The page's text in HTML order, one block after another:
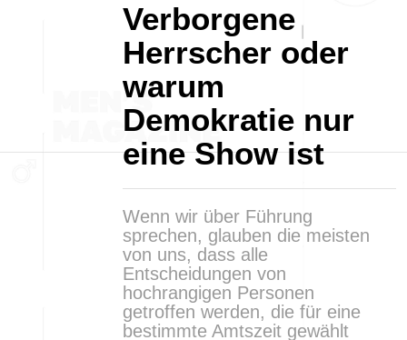
Verborgene
Herrscher oder
warum
Demokratie nur
eine Show ist
Wenn wir über Führung
sprechen, glauben die meisten
von uns, dass alle
Entscheidungen von
hochrangigen Personen
getroffen werden, die für eine
bestimmte Amtszeit gewählt